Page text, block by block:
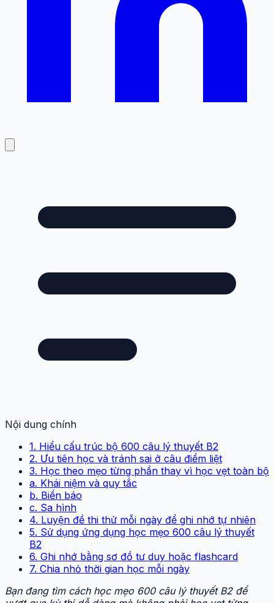
Nội dung chính
1. Hiểu cấu trúc bộ 600 câu lý thuyết B2
2. Ưu tiên học và tránh sai ở câu điểm liệt
3. Học theo mẹo từng phần thay vì học vẹt toàn bộ
a. Khái niệm và quy tắc
b. Biển báo
c. Sa hình
4. Luyện đề thi thử mỗi ngày để ghi nhớ tự nhiên
5. Sử dụng ứng dụng học mẹo 600 câu lý thuyết
B2
6. Ghi nhớ bằng sơ đồ tư duy hoặc flashcard
7. Chia nhỏ thời gian học mỗi ngày
Bạn đang tìm cách học mẹo 600 câu lý thuyết B2 để